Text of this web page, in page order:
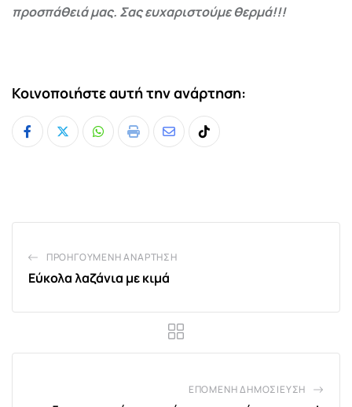
προσπάθειά μας. Σας ευχαριστούμε θερμά!!!
Κοινοποιήστε αυτή την ανάρτηση:
Whatsapp
Print
ShareTiktok
ΠΡΟΗΓΟΎΜΕΝΗ ΑΝΆΡΤΗΣΗ
Εύκολα λαζάνια με κιμά
ΕΠΌΜΕΝΗ ΔΗΜΟΣΊΕΥΣΗ